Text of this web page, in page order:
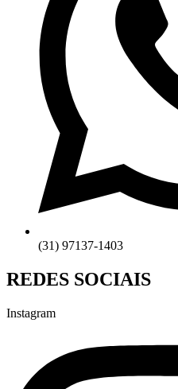
(31) 97137-1403
REDES SOCIAIS
Instagram